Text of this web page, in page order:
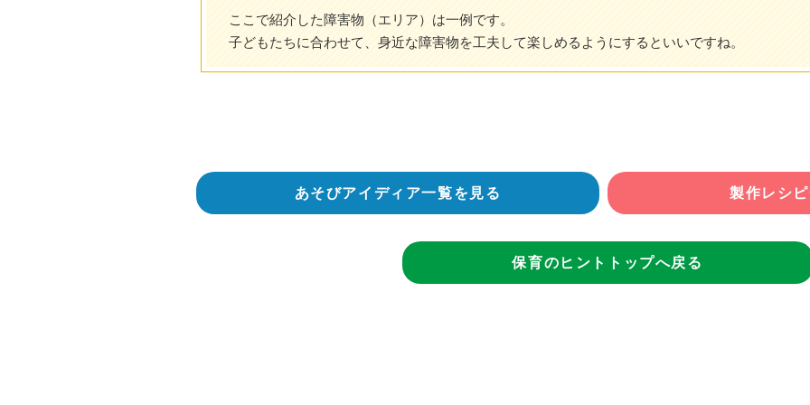
ここで紹介した障害物（エリア）は一例です。
子どもたちに合わせて、身近な障害物を工夫して楽しめるようにするといいですね。
あそびアイディア一覧を見る 製作レシ
保育のヒントトップへ戻る